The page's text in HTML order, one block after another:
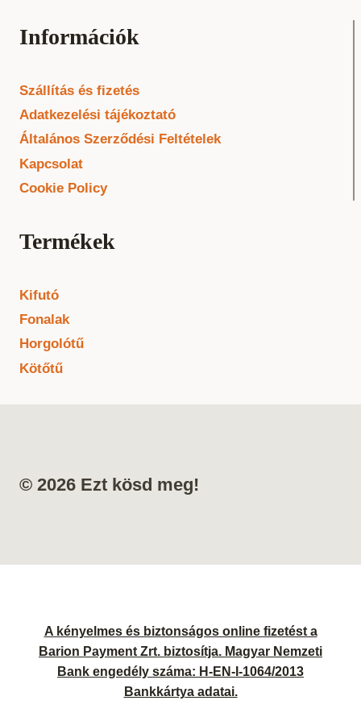
Információk
Szállítás és fizetés
Adatkezelési tájékoztató
Általános Szerződési Feltételek
Kapcsolat
Cookie Policy
Termékek
Kifutó
Fonalak
Horgolótű
Kötőtű
© 2026 Ezt kösd meg!
A kényelmes és biztonságos online fizetést a
Barion Payment Zrt. biztosítja. Magyar Nemzeti
Bank engedély száma: H-EN-I-1064/2013
Bankkártya adatai.